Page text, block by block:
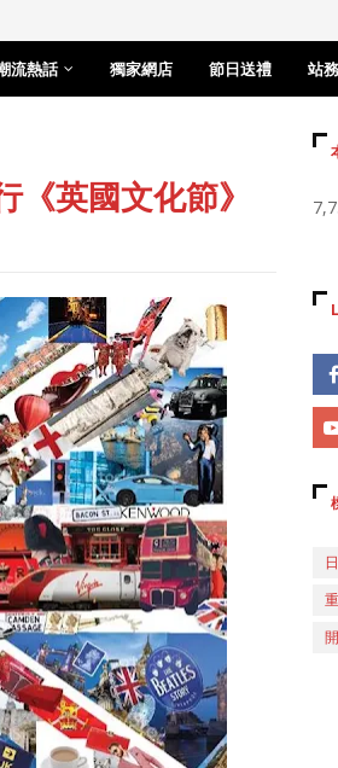
流熱話 獨家網店 節日送禮 站
《英國文化節》